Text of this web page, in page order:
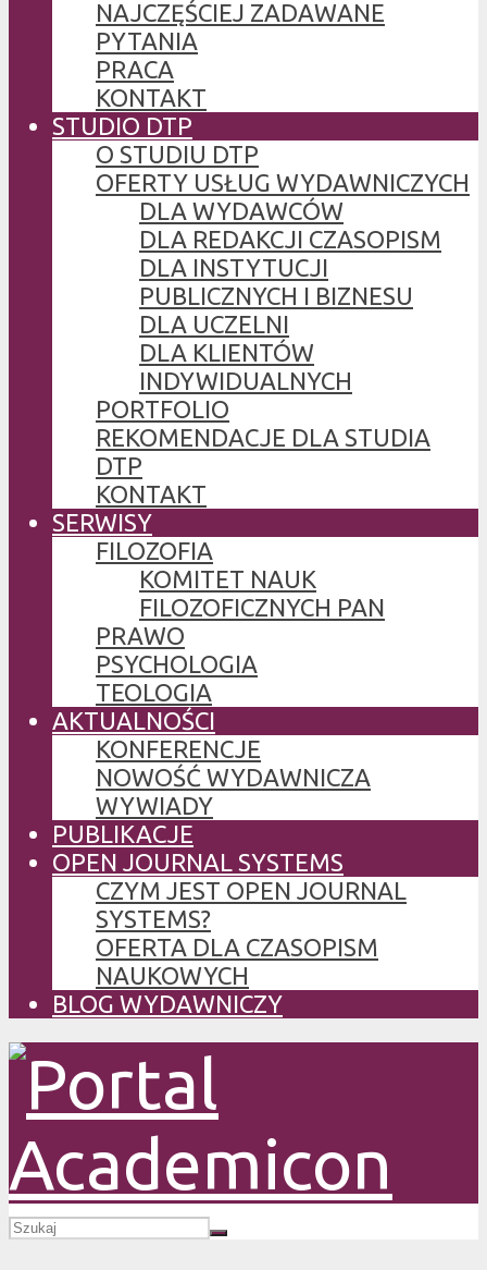
NAJCZĘŚCIEJ ZADAWANE
PYTANIA
PRACA
KONTAKT
STUDIO DTP
O STUDIU DTP
OFERTY USŁUG WYDAWNICZYCH
DLA WYDAWCÓW
DLA REDAKCJI CZASOPISM
DLA INSTYTUCJI
PUBLICZNYCH I BIZNESU
DLA UCZELNI
DLA KLIENTÓW
INDYWIDUALNYCH
PORTFOLIO
REKOMENDACJE DLA STUDIA
DTP
KONTAKT
SERWISY
FILOZOFIA
KOMITET NAUK
FILOZOFICZNYCH PAN
PRAWO
PSYCHOLOGIA
TEOLOGIA
AKTUALNOŚCI
KONFERENCJE
NOWOŚĆ WYDAWNICZA
WYWIADY
PUBLIKACJE
OPEN JOURNAL SYSTEMS
CZYM JEST OPEN JOURNAL
SYSTEMS?
OFERTA DLA CZASOPISM
NAUKOWYCH
BLOG WYDAWNICZY